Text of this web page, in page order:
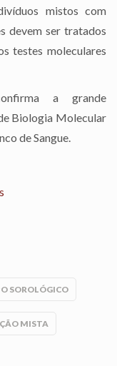
mistos com
devem ser tratados
testes moleculares
a grande
Biologia Molecular
de Sangue.
SOROLÓGICO
MISTA